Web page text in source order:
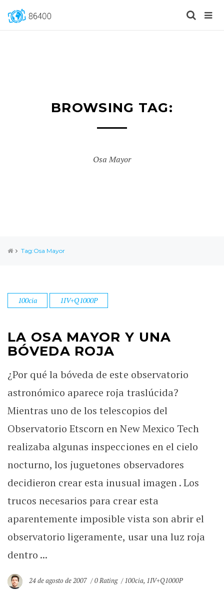
BROWSING TAG:
Osa Mayor
Tag:Osa Mayor
100cia 1IV+Q1000P
LA OSA MAYOR Y UNA
BÓVEDA ROJA
¿Por qué la bóveda de este observatorio
astronómico aparece roja traslúcida?
Mientras uno de los telescopios del
Observatorio Etscorn en New Mexico Tech
realizaba algunas inspecciones en el cielo
nocturno, los juguetones observadores
decidieron crear esta inusual imagen . Los
trucos necesarios para crear esta
aparentemente imposible vista son abrir el
observatorio ligeramente, usar una luz roja
dentro ...
24 de agosto de 2007 0 Rating 100cia, 1IV+Q1000P